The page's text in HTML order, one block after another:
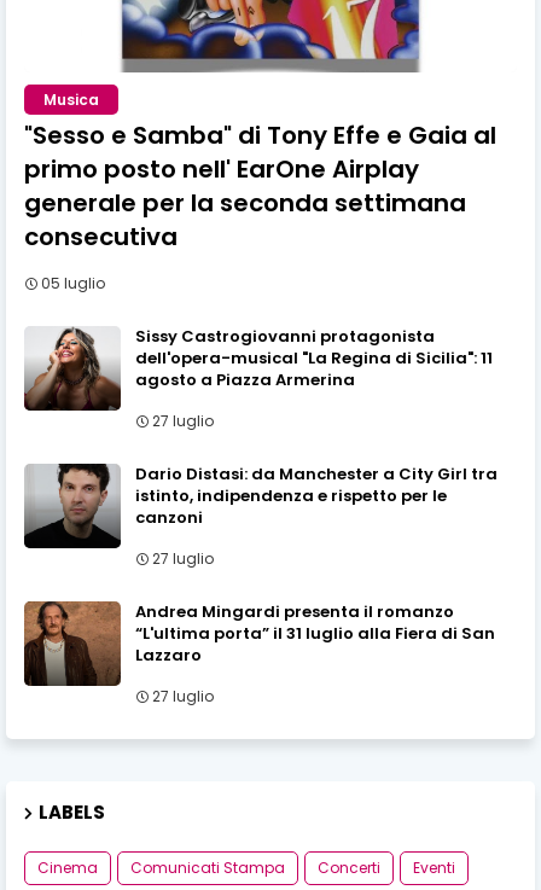
Musica
"Sesso e Samba" di Tony Effe e Gaia al
primo posto nell' EarOne Airplay
generale per la seconda settimana
consecutiva
05 luglio
Sissy Castrogiovanni protagonista
dell'opera-musical "La Regina di Sicilia": 11
agosto a Piazza Armerina
27 luglio
Dario Distasi: da Manchester a City Girl tra
istinto, indipendenza e rispetto per le
canzoni
27 luglio
Andrea Mingardi presenta il romanzo
“L'ultima porta” il 31 luglio alla Fiera di San
Lazzaro
27 luglio
LABELS
Cinema Comunicati Stampa Concerti
Eventi